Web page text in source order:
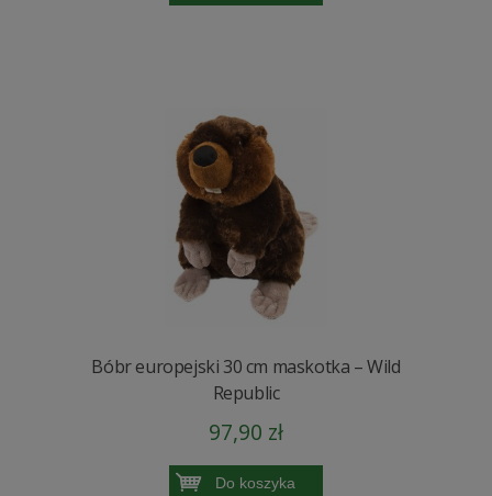
Bóbr europejski 30 cm maskotka – Wild
Republic
97,90 zł
Do koszyka